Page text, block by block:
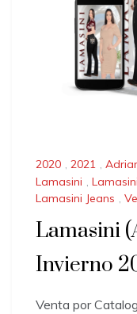
2020 , 2021 ,
Lamasini ,
Lamasini Jeans ,
Lamasini
Invierno
Venta por